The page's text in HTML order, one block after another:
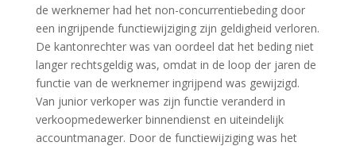
de werknemer had het non-concurrentiebeding door
een ingrijpende functiewijziging zijn geldigheid verloren.
De kantonrechter was van oordeel dat het beding niet
langer rechtsgeldig was, omdat in de loop der jaren de
functie van de werknemer ingrijpend was gewijzigd.
Van junior verkoper was zijn functie veranderd in
verkoopmedewerker binnendienst en uiteindelijk
accountmanager. Door de functiewijziging was het